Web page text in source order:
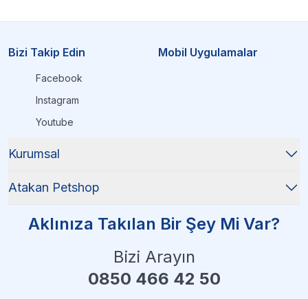
Bizi Takip Edin
Facebook
Instagram
Youtube
Mobil Uygulamalar
Kurumsal
Atakan Petshop
Aklınıza Takılan Bir Şey Mi Var?
Bizi Arayın
0850 466 42 50